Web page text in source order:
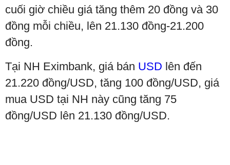
cuối giờ chiều giá tăng thêm 20 đồng và 30
đồng mỗi chiều, lên 21.130 đồng-21.200
đồng.
Tại NH Eximbank, giá bán USD lên đến
21.220 đồng/USD, tăng 100 đồng/USD, giá
mua USD tại NH này cũng tăng 75
đồng/USD lên 21.130 đồng/USD.